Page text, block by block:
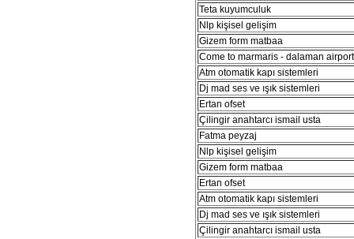
Teta kuyumculuk
Nlp kişisel gelişim
Gizem form matbaa
Come to marmaris - dalaman
Atm otomatik kapı sistemleri
Dj mad ses ve ışık sistemleri
Ertan ofset
Çilingir anahtarcı ismail usta
Fatma peyzaj
Nlp kişisel gelişim
Gizem form matbaa
Ertan ofset
Atm otomatik kapı sistemleri
Dj mad ses ve ışık sistemleri
Çilingir anahtarcı ismail usta